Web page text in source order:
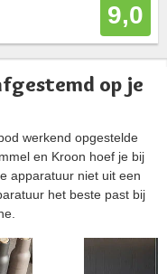
9,0
op je
werkend opgestelde
en Kroon hoef je bij
apparatuur niet uit een
het beste past bij